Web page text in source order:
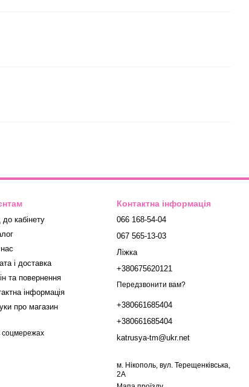
до кабінету
і доставка
та повернення
інформація
про магазин
соцмережах
Контактна інформація
066 168-54-04
067 565-13-03
Ліжка
+380675620121
Передзвонити вам?
+380661685404
+380661685404
katrusya-tm@ukr.net
м. Нікополь, вул. Терещенківська,
2А